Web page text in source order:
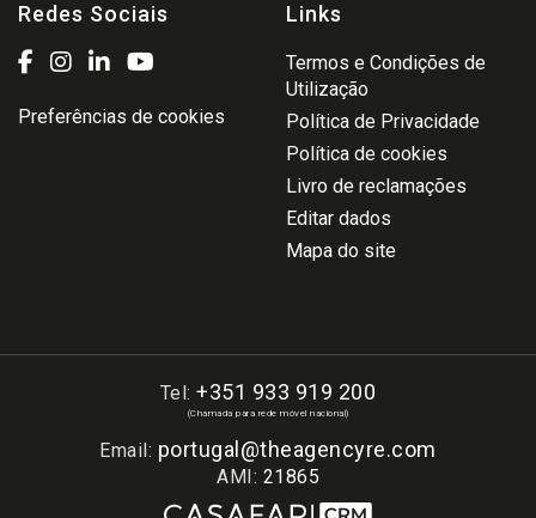
Redes Sociais
Preferências de cookies
Links
Termos e Condições de
Utilização
Política de Privacidade
Política de cookies
Livro de reclamações
Editar dados
Mapa do site
Tel:+351 933 919 200
(Chamada para rede móvel nacional)
Email: portugal@theagencyre.com
AMI: 21865